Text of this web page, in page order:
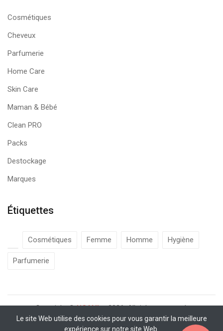
Cosmétiques
Cheveux
Parfumerie
Home Care
Skin Care
Maman & Bébé
Clean PRO
Packs
Destockage
Marques
Étiquettes
Cosmétiques Femme Homme Hygiène
Parfumerie
Copyright ©UCANbe2026. All rights reserved.
Le site Web utilise des cookies pour vous garantir la meilleure
expérience sur notre site Web.